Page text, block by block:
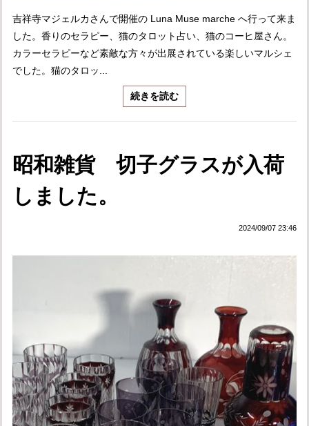
吉祥寺マジェルカさんで開催の Luna Muse marche へ行って来ま
した。香りのセラピー、猫のタロット占い、猫のコーヒ屋さん。
カラーセラピーなど素敵な方々が出展されている楽しいマルシェ
でした。猫のタロッ...
続きを読む
昭和雑貨 切子グラスが入荷
しました。
2024/09/07 23:46